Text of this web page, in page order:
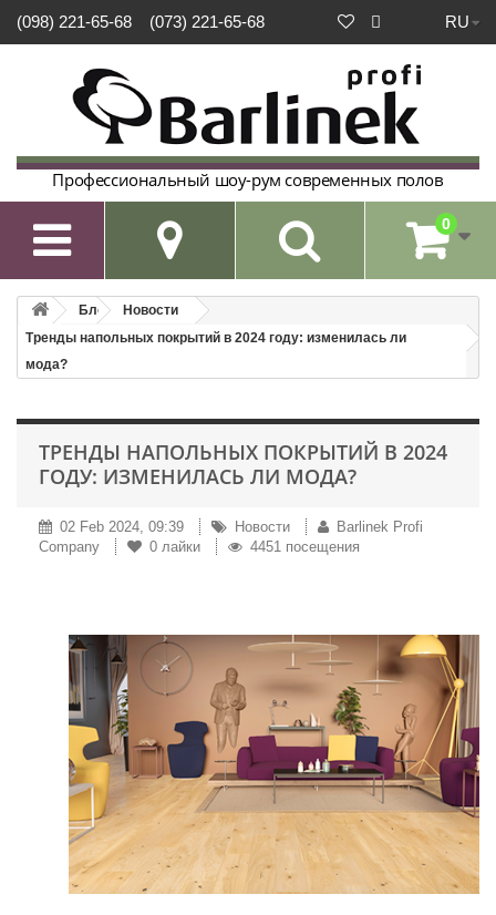
RU
(098) 221-65-68 (073) 221-65-68
Профессиональный шоу-рум современных полов
 0
Блог
Новости
Тренды напольных покрытий в 2024 году: изменилась ли
мода?
ТРЕНДЫ НАПОЛЬНЫХ ПОКРЫТИЙ В 2024
ГОДУ: ИЗМЕНИЛАСЬ ЛИ МОДА?
02 Feb 2024, 09:39 Новости
Barlinek Profi
Company
0 лайки 4451 посещения